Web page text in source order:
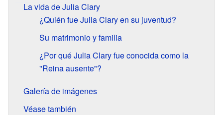
La vida de Julia Clary
¿Quién fue Julia Clary en su juventud?
Su matrimonio y familia
¿Por qué Julia Clary fue conocida como la
"Reina ausente"?
Galería de imágenes
Véase también